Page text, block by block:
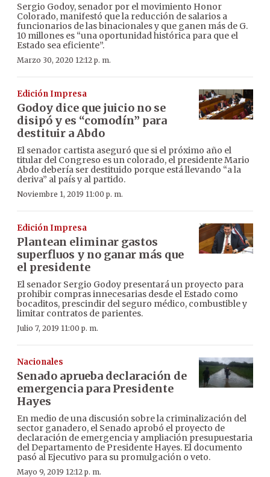
Sergio Godoy, senador por el movimiento Honor
Colorado, manifestó que la reducción de salarios a
funcionarios de las binacionales y que ganen más de G.
10 millones es “una oportunidad histórica para que el
Estado sea eficiente”.
Marzo 30, 2020 12:12 p. m.
Edición Impresa
Godoy dice que juicio no se
disipó y es “comodín” para
destituir a Abdo
El senador cartista aseguró que si el próximo año el
titular del Congreso es un colorado, el presidente Mario
Abdo debería ser destituido porque está llevando “a la
deriva” al país y al partido.
Noviembre 1, 2019 11:00 p. m.
Edición Impresa
Plantean eliminar gastos
superfluos y no ganar más que
el presidente
El senador Sergio Godoy presentará un proyecto para
prohibir compras innecesarias desde el Estado como
bocaditos, prescindir del seguro médico, combustible y
limitar contratos de parientes.
Julio 7, 2019 11:00 p. m.
Nacionales
Senado aprueba declaración de
emergencia para Presidente
Hayes
En medio de una discusión sobre la criminalización del
sector ganadero, el Senado aprobó el proyecto de
declaración de emergencia y ampliación presupuestaria
del Departamento de Presidente Hayes. El documento
pasó al Ejecutivo para su promulgación o veto.
Mayo 9, 2019 12:12 p. m.